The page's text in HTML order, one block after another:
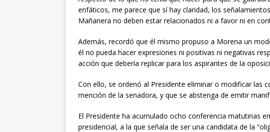
enfáticos, me parece que sí hay claridad, los
Mañanera no deben estar relacionados ni a favor ni en
Además, recordó que él mismo propuso a Morena un
él no pueda hacer expresiones ni positivas ni negativas
acción que debería replicar para los aspirantes de la
Con ello, se ordenó al Presidente eliminar o modificar las
mención de la senadora, y que se abstenga de emitir
El Presidente ha acumulado ocho conferencia matutinas
presidencial, a la que señala de ser una candidata de la